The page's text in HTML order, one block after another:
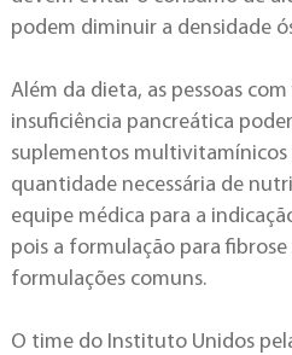
podem diminuir a densidade
Além da dieta, as pessoas
insuficiência pancreática
suplementos multivitamínicos
quantidade necessária de
equipe médica para a
pois a formulação para
formulações comuns.
O time do Instituto Unidos